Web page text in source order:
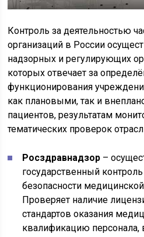
Контроль за деятельностью
организаций в России
надзорных и регулирующих
которых отвечает за
функционирования
как плановыми, так и
пациентов, результатам
тематических проверок
Росздравнадзор –
государственный
безопасности
Проверяет наличие
стандартов оказания
квалификацию